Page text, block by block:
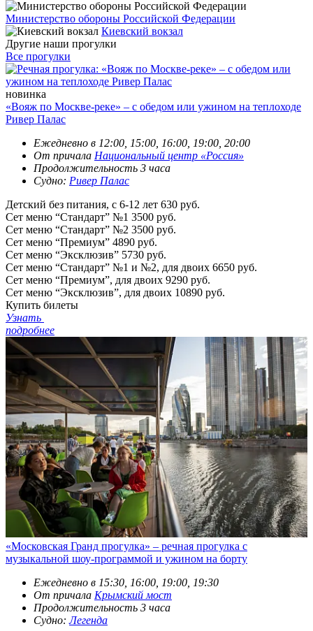
Министерство обороны Российской Федерации
Киевский вокзал
Другие наши прогулки
Все прогулки
новинка
«Вояж по Москве-реке» – с обедом или ужином на теплоходе
Ривер Палас
Ежедневно в 12:00, 15:00, 16:00, 19:00, 20:00
От причала Национальный центр «Россия»
Продолжительность 3 часа
Судно: Ривер Палас
Детский без питания, с 6-12 лет 630 руб.
Сет меню “Стандарт” №1 3500 руб.
Сет меню “Стандарт” №2 3500 руб.
Сет меню “Премиум” 4890 руб.
Сет меню “Эксклюзив” 5730 руб.
Сет меню “Стандарт” №1 и №2, для двоих 6650 руб.
Сет меню “Премиум”, для двоих 9290 руб.
Сет меню “Эксклюзив”, для двоих 10890 руб.
Купить билеты
Узнать
подробнее
«Московская Гранд прогулка» – речная прогулка с
музыкальной шоу-программой и ужином на борту
Ежедневно в 15:30, 16:00, 19:00, 19:30
От причала Крымский мост
Продолжительность 3 часа
Судно:Легенда